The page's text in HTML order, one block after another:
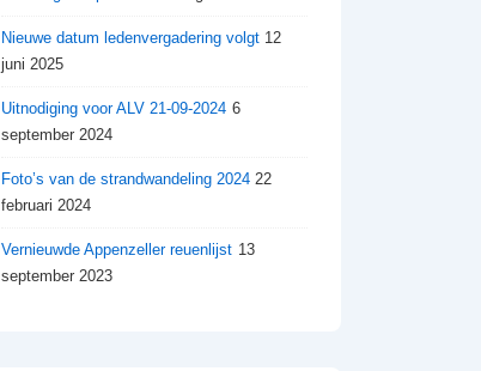
Nieuwe datum ledenvergadering volgt 12
juni 2025
Uitnodiging voor ALV 21-09-2024 6
september 2024
Foto’s van de strandwandeling 2024 22
februari 2024
Vernieuwde Appenzeller reuenlijst 13
september 2023